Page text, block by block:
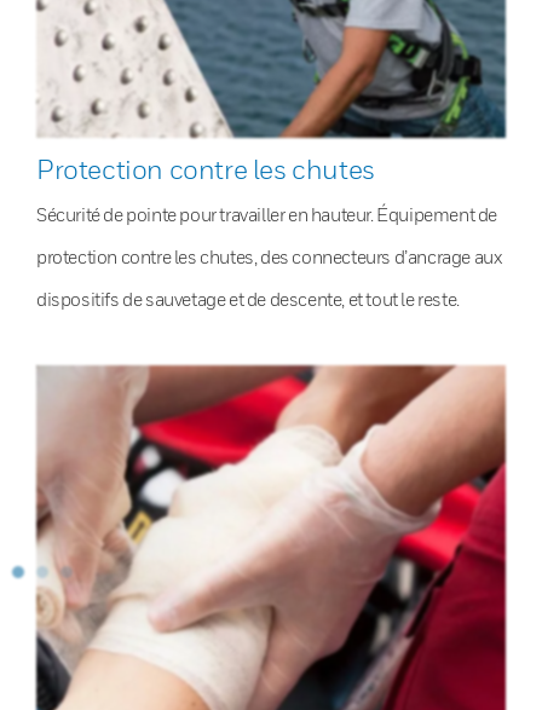
Protection contre les chutes
Sécurité de pointe pour travailler en hauteur. Équipement de
protection contre les chutes, des connecteurs d’ancrage aux
dispositifs de sauvetage et de descente, et tout le reste.